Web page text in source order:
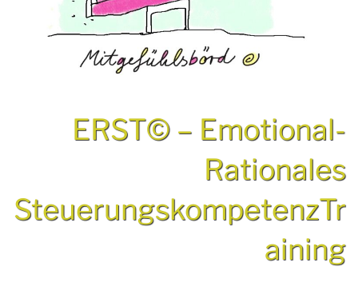
ERST© – Emotional-
Rationales
SteuerungskompetenzTr
aining